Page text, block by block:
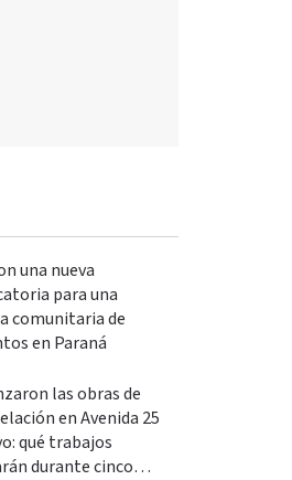
una nueva
para una
comunitaria de
en Paraná
las obras de
en Avenida 25
qué trabajos
durante cinco